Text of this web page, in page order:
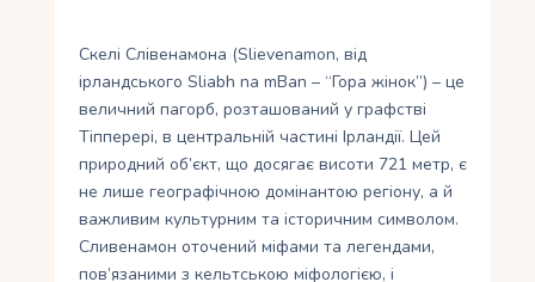
Скелі Слівенамона (Slievenamon, від
ірландського Sliabh na mBan – “Гора жінок”) – це
величний пагорб, розташований у графстві
Тіпперері, в центральній частині Ірландії. Цей
природний об’єкт, що досягає висоти 721 метр, є
не лише географічною домінантою регіону, а й
важливим культурним та історичним символом.
Сливенамон оточений міфами та легендами,
пов’язаними з кельтською міфологією, і